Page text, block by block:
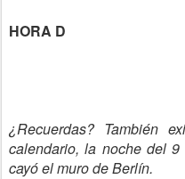
HORA D
¿Recuerdas? También
calendario, la noche del
cayó el muro de Berlín.